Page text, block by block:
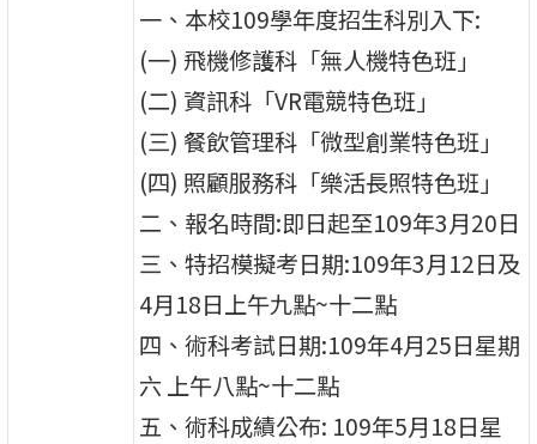
一、本校109學年度招生科別入下:
(一) 飛機修護科「無人機特色班」
(二) 資訊科「VR電競特色班」
(三) 餐飲管理科「微型創業特色班」
(四) 照顧服務科「樂活長照特色班」
二、報名時間:即日起至109年3月20日
三、特招模擬考日期:109年3月12日及
4月18日上午九點~十二點
四、術科考試日期:109年4月25日星期
六 上午八點~十二點
五、術科成績公布: 109年5月18日星